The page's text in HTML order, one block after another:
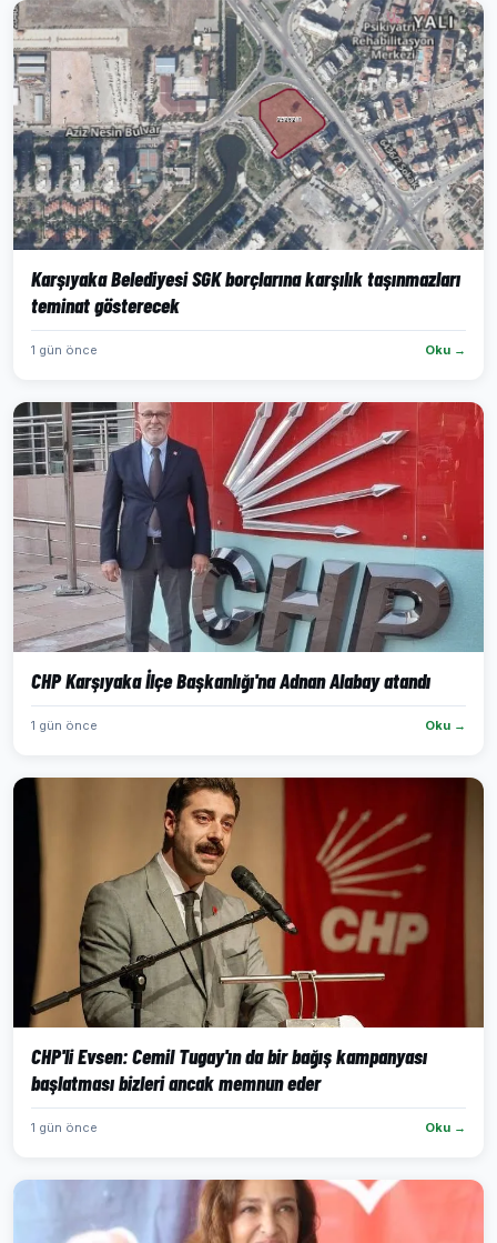
Karşıyaka Belediyesi SGK borçlarına karşılık taşınmazları
teminat gösterecek
1 gün önce Oku →
CHP Karşıyaka İlçe Başkanlığı'na Adnan Alabay atandı
1 gün önce Oku →
CHP'li Evsen: Cemil Tugay'ın da bir bağış kampanyası
başlatması bizleri ancak memnun eder
1 gün önce Oku →